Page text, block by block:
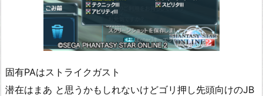
固有PAはストライクガスト
潜在はまあ と思うかもしれないけどゴリ押し先頭向けのJB